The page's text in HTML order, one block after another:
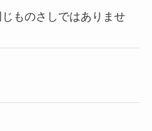
じものさしではありませ